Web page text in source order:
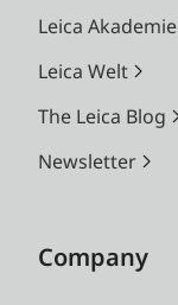
Leica Akademie
Leica Welt
The Leica Blog
Newsletter
Company